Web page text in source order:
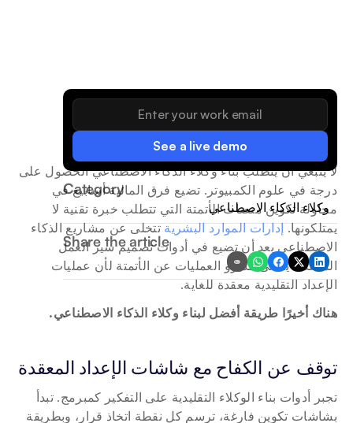
See a live demo
Category
وكلاء الذكاء الاصطناعي
Share the article
يمتلكونها. إدارات الموارد البشرية
الإعداد التقليدية معقدة للغاية.
هناك أخيرًا طريقة أفضل لبناء وكلاء الذكاء الاصطناعي.
توقف عن الكفاح مع شاشات الإعداد المعقدة